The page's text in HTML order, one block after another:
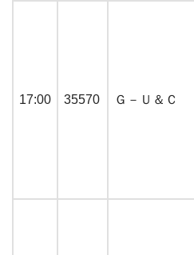
17:00 35570 Ｇ－Ｕ＆Ｃ